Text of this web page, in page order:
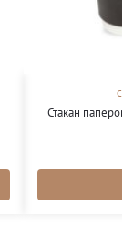
Стакан